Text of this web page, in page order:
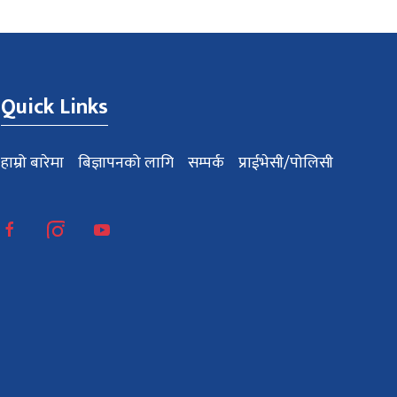
Quick Links
हाम्रो बारेमा बिज्ञापनको लागि सम्पर्क प्राईभेसी/पोलिसी